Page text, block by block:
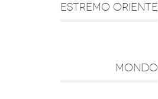
ESTREMO ORIENTE
MONDO